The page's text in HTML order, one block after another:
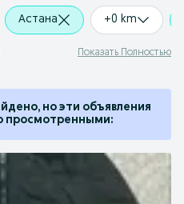
Астана +0 km
Показать Полностью
но эти объявления
просмотренными: